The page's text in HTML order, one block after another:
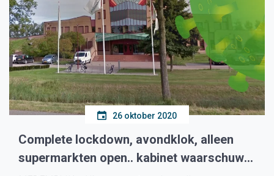
26 oktober 2020
Complete lockdown, avondklok, alleen
supermarkten open.. kabinet waarschuwt